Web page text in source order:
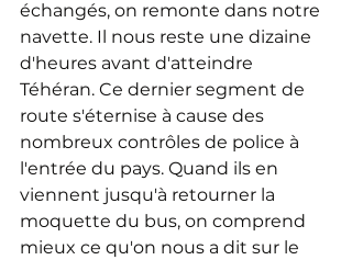
échangés, on remonte dans notre
navette. Il nous reste une dizaine
d'heures avant d'atteindre
Téhéran. Ce dernier segment de
route s'éternise à cause des
nombreux contrôles de police à
l'entrée du pays. Quand ils en
viennent jusqu'à retourner la
moquette du bus, on comprend
mieux ce qu'on nous a dit sur le